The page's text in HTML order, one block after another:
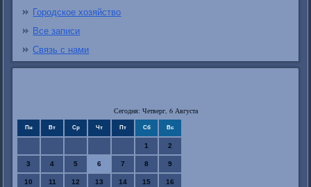
Городское хозяйство
Все записи
Связь с нами
Сегодня: Четверг, 6 Августа
Пн Вт Ср Чт Пт Сб Вс
1 2
3 4 5 6 7 8 9
10 11 12 13 14 15 16